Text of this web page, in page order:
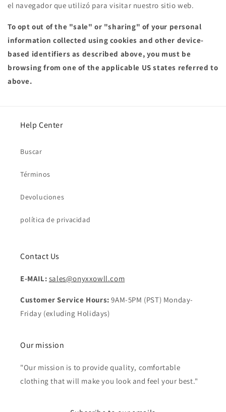
el navegador que utilizó para visitar nuestro sitio web.
To opt out of the "sale" or "sharing" of your personal
information collected using cookies and other device-
based identifiers as described above, you must be
browsing from one of the applicable US states referred to
above.
Help Center
Buscar
Términos
Devoluciones
política de privacidad
Contact Us
E-MAIL: sales@onyxxowll.com
Customer Service Hours: 9AM-5PM (PST) Monday-
Friday (exluding Holidays)
Our mission
"Our mission is to provide quality, comfortable
clothing that will make you look and feel your best."